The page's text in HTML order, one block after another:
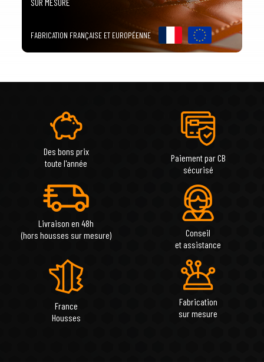
FABRICATION FRANÇAISE ET EUROPÉENNE
Des bons prix
toute l'année
Paiement par CB
sécurisé
Livraison en 48h
(hors housses sur mesure)
Conseil
et assistance
France
Housses
Fabrication
sur mesure